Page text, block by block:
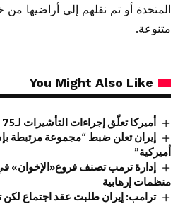
المتحدة أو تم نقلهم إلى أراضيها
متنوعة.
You Might Also Like
أميركا تعلّق إجراءات التأشيرات لـ75 دولة بينها مصر والعراق
إيران تعلن ضبط “مجموعة مرتبطة
أميركية”
إدارة ترمب تصنف فروع«الإخوان»
منظمات إرهابية
ترامب: إيران طلبت عقد اجتماع لكن